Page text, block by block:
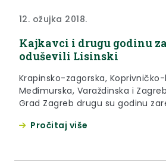
12. ožujka 2018.
Kajkavci i drugu godinu
oduševili Lisinski
Krapinsko-zagorska,
Međimurska, Varaždinska i
Grad Zagreb drugu su godinu
ponudu poljoprivrednih proizvod i
Pročitaj više